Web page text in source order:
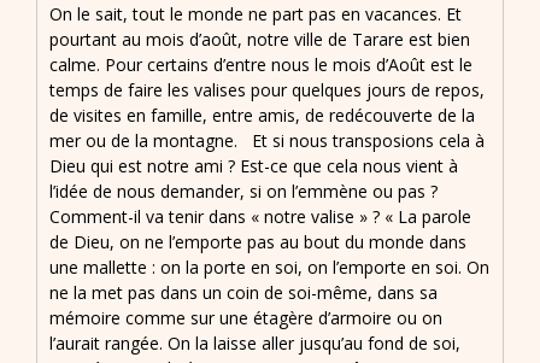
On le sait, tout le monde ne part pas en vacances. Et
pourtant au mois d’août, notre ville de Tarare est bien
calme. Pour certains d’entre nous le mois d’Août est le
temps de faire les valises pour quelques jours de repos,
de visites en famille, entre amis, de redécouverte de la
mer ou de la montagne. Et si nous transposions cela à
Dieu qui est notre ami ? Est-ce que cela nous vient à
l’idée de nous demander, si on l’emmène ou pas ?
Comment-il va tenir dans « notre valise » ? « La parole
de Dieu, on ne l’emporte pas au bout du monde dans
une mallette : on la porte en soi, on l’emporte en soi. On
ne la met pas dans un coin de soi-même, dans sa
mémoire comme sur une étagère d’armoire ou on
l’aurait rangée. On la laisse aller jusqu’au fond de soi,